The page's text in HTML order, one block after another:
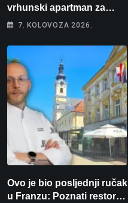
vrhunski apartman za
odmor: Pogled na more, tri
osvaja
7. KOLOVOZA 2026.
Ovo je bio posljednji ručak
u Franzu: Poznati restoran